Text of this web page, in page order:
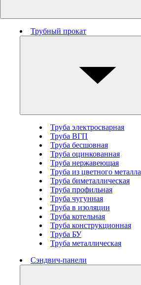
Трубный прокат
Труба электросварная
Труба ВГП
Труба бесшовная
Труба оцинкованная
Труба нержавеющая
Труба из цветного металла
Труба биметаллическая
Труба профильная
Труба чугунная
Труба в изоляции
Труба котельная
Труба конструкционная
Труба БУ
Труба металлическая
Сэндвич-панели